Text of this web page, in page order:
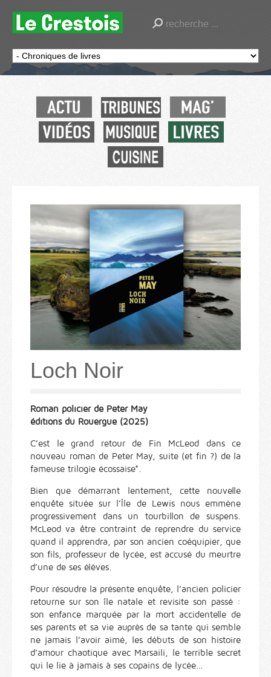
Loch Noir
Roman policier de Peter May
éditions du Rouergue (2025)
C’est le grand retour de Fin McLeod dans ce
nouveau roman de Peter May, suite (et fin ?) de la
fameuse trilogie écossaise*.
Bien que démarrant lentement, cette nouvelle
enquête située sur l’Île de Lewis nous emmène
progressivement dans un tourbillon de suspens.
McLeod va être contraint de reprendre du service
quand il apprendra, par son ancien coéquipier, que
son fils, professeur de lycée, est accusé du meurtre
d’une de ses élèves.
Pour résoudre la présente enquête, l’ancien policier
retourne sur son île natale et revisite son passé :
son enfance marquée par la mort accidentelle de
ses parents et sa vie auprès de sa tante qui semble
ne jamais l’avoir aimé, les débuts de son histoire
d’amour chaotique avec Marsaili, le terrible secret
qui le lie à jamais à ses copains de lycée…